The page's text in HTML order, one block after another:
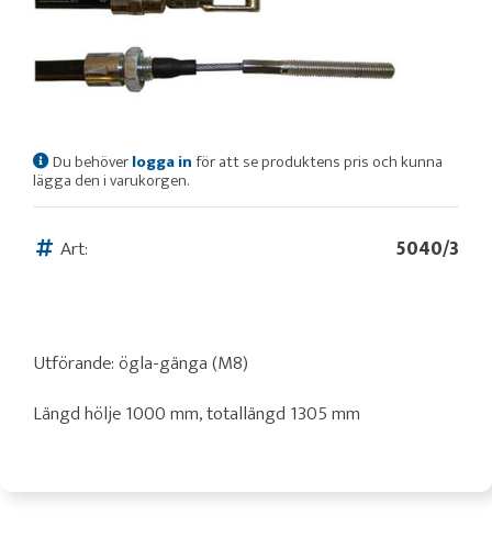
Du behöverlogga inför att se produktens pris och kunna
lägga den i varukorgen.
Art: 5040/3
Utförande: ögla-gänga (M8)
Längd hölje 1000 mm, totallängd 1305 mm